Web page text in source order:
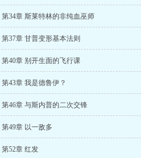
第34章 斯莱特林的非纯血巫师
第37章 甘普变形基本法则
第40章 别开生面的飞行课
第43章 我是德鲁伊？
第46章 与斯内普的二次交锋
第49章 以一敌多
第52章 红发